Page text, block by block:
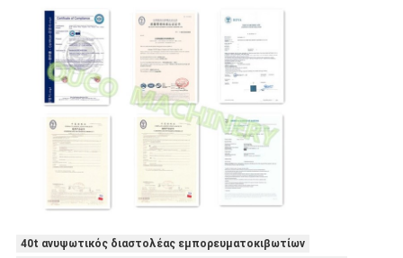
40t ανυψωτικός διαστολέας εμπορευματοκιβωτίων